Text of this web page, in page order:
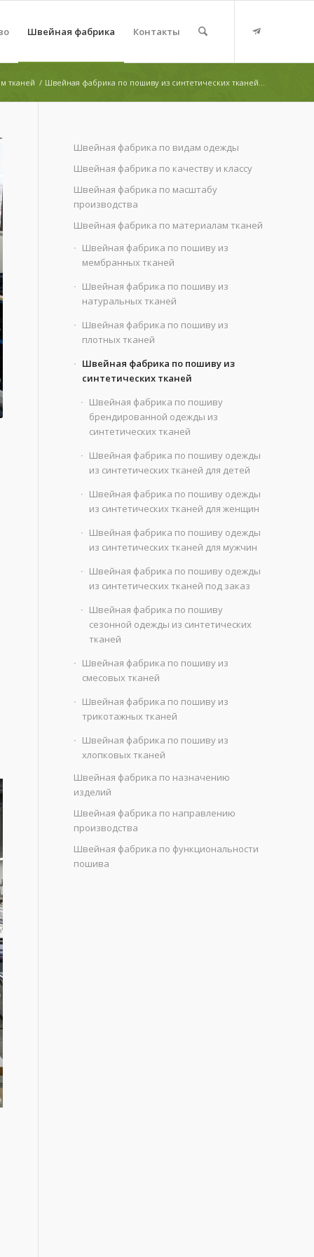
Швейная фабрика Контакты
тканей / Швейная фабрика по пошиву из синтетических тканей...
Швейная фабрика по видам одежды
Швейная фабрика по качеству и классу
Швейная фабрика по масштабу
производства
Швейная фабрика по материалам тканей
Швейная фабрика по пошиву из
мембранных тканей
Швейная фабрика по пошиву из
натуральных тканей
Швейная фабрика по пошиву из
плотных тканей
Швейная фабрика по пошиву из
синтетических тканей
Швейная фабрика по пошиву
брендированной одежды из
синтетических тканей
Швейная фабрика по пошиву одежды
из синтетических тканей для детей
Швейная фабрика по пошиву одежды
из синтетических тканей для женщин
Швейная фабрика по пошиву одежды
из синтетических тканей для мужчин
Швейная фабрика по пошиву одежды
из синтетических тканей под заказ
Швейная фабрика по пошиву
сезонной одежды из синтетических
тканей
Швейная фабрика по пошиву из
смесовых тканей
Швейная фабрика по пошиву из
трикотажных тканей
Швейная фабрика по пошиву из
хлопковых тканей
Швейная фабрика по назначению
изделий
Швейная фабрика по направлению
производства
Швейная фабрика по функциональности
пошива